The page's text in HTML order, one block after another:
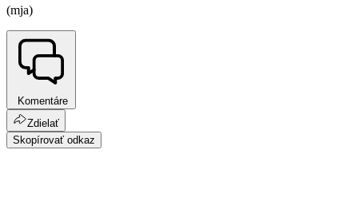
(mja)
Komentáre
Zdielať
Skopírovať odkaz